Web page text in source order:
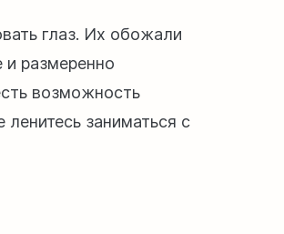
глаз. Их обожали
и размеренно
возможность
заниматься с